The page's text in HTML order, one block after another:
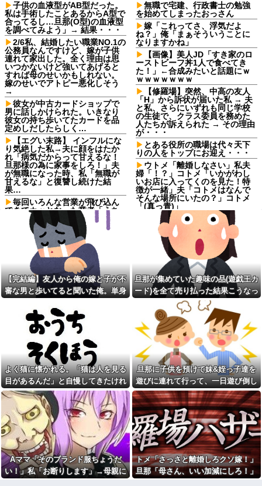
子供の血液型がAB型だった。
私は手術したことあるからA型で
合ってるし…旦那(O型)の血液型
を調べてみよう」→ 結果・・・
2/6私、結婚したい職業NO.1の
公務員なんですけど、嫁が子供
連れて家出した。全く理由は思
いつかないけど強いてあげると
すれば母のせいかもしれない。
嫁のせいでアトピー悪化しそう
→
彼女が中古カードショップで
男に話しかけられた。いきなり
彼女の持ち歩いてたカードを品
定めしだしたらしく…
【エグい末路】 インフルにな
り気絶した私→夫に顔をはたか
れ「病気だからって甘えるな！
旦那様の為に家事をしろ！」夫
が無職になった時、私「無職が
甘えるな」と復讐し続けた結
果…
毎回いろんな営業が飛び込ん
できてカッとなった業者「うち
で飼ってる犬の散歩でも行きや
がれ！」私「いいんですか！」
→ すると・・・
【仰天】X、メンエス嬢とラウ
ンジ嬢が熾烈な女の争いを繰り
広げ対戦型になってしまうw w
w w w w w w
お前ら「日本も核武装汁！」
←１万発の核弾頭どこに
いて良いという報道に向き合い
ます！」X民「高市だから叩いて
良いをやってるのがお前だろ」
←これ…w w
【悲報】17歳で無期懲役にな
った奴のご尊顔、ガチで怖い
イーロン・マスク「中国のロ
ボットはデタラメで遠隔操作し
てるだけ」
職場結婚だった同僚の結婚式
の２次会に、新郎新婦がこなか
った。そのまま主役なしで食事
が始まり...
「優しい男はモテない」っ
て、正しくは「優しさ以外にセ
ールスポイントのない男がモテ
ない」なんだわ。優しさ自体を
好きではない
彼氏の家で不倫してる私。彼
無職で宅建、行政書士の勉強
を始めてしまったおっさん
嫁「これってさ、浮気だよ
ね？」俺「まぁそういうことに
なりますかね」
【画像】美人JD「すき家のロ
ーストビーフ丼1人で食べてき
た！」←合成みたいと話題にｗ
ｗｗｗｗｗｗｗ
【修羅場】突然、中高の友人
「H」から訴状が届いた私 → 夫
と私、さらにいずれも同じ学校
の生徒で、クラス委員を務めた
人たちが訴えられた → その理由
が・・・
とある役所の職場は代々天下
りの人をトップにお迎え・・・
ウトメ「離婚しなさい」私夫
婦「！？」コトメ「いかがわし
いお店に入ってくのを見た！特
徴が一緒」夫「コトメはなんで
そんな場所にいたの？」コトメ
「(真っ青)」
【画像】ロピアのパワー全開
おにぎり444円
wwwwwwwwwww他
フロムアースキッズ、地域と
大学生が連携し子どもの「自
育」を育むイベント「諸福ジー
ク×Lifehug」を8月23日に開催
【悲報】２ｍの奴に身長
170cmが勝てる可能性が一番高
い格闘技ｗｗｗｗｗｗｗｗｗｗ
本屋に現れた異臭＆浮浪者風
の男、ペタンコのボストンバッ
グをパンパンにして無会計で退
店！Gメンに確保され「なん
で？」と本気で困惑ｗｗｗ
【豹変】優しかった彼氏が同
棲した瞬間に本性を現した。束
縛→DVの毎日。やっとの思いで
逃げたが追ってきて…修羅の展
開に
思わず誰かに話したくなる雑
学、なんかある？
本屋に現れた異臭＆浮浪者風
の男、ペタンコのボストンバッ
グをパンパンにして無会計で退
店！Gメンに確保され「なん
で？」と本気で困惑ｗｗｗ
旦那に子供を預けて妹&姪っ子
達を遊びに連れて行って、一日
【完結編】友人から俺の嫁と子が不
審な男と歩いてると聞いた俺。単身
旦那が集めていた趣味の品(遊戯王カ
ード)を全て売り払った結果こうなっ
た
よく猫に懐かれる。「猫は人を見る
目があるんだ」と自慢してきたけれ
ど、今日たまたま読んだ記事である
ことを目にした
旦那に子供を預けて妹&姪っ子達を
遊びに連れて行って、一日遊び倒し
た。すると、旦那と喧嘩になってし
まい...
Aママ「そのブランド服ちょうだ
い！」私「お断りします」→母親に
トメ「さっさと離婚しろクソ嫁！」
旦那「母さん、いい加減にしろ！」